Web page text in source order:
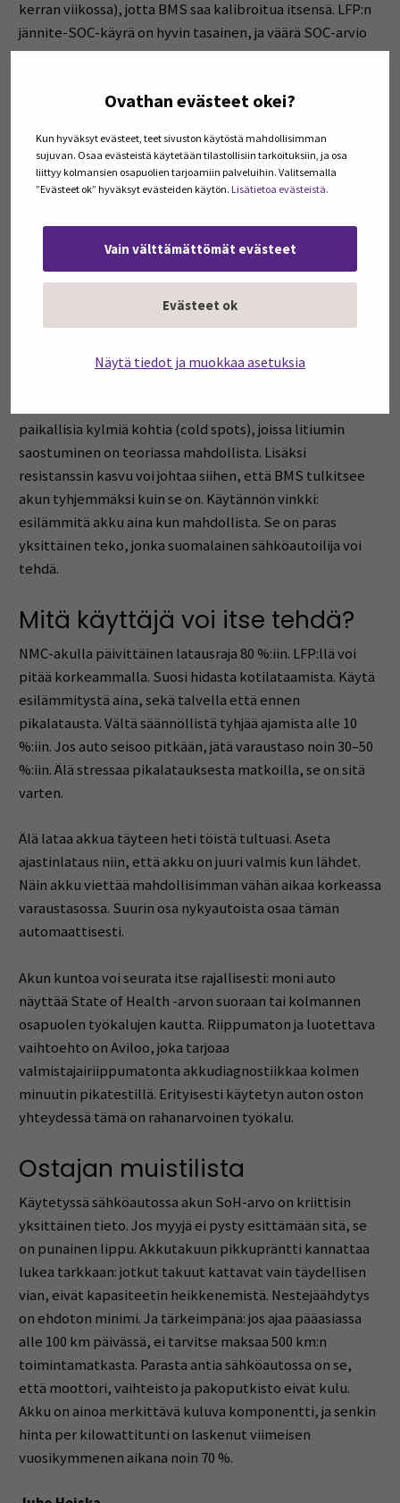
Ovathan evästeet okei?
Kun hyväksyt evästeet, teet sivuston käytöstä mahdollisimman
sujuvan. Osaa evästeistä käytetään tilastollisiin tarkoituksiin, ja osa
liittyy kolmansien osapuolien tarjoamiin palveluihin. Valitsemalla
”Evästeet ok” hyväksyt evästeiden käytön. Lisätietoa evästeistä.
Vain välttämättömät evästeet
Evästeet ok
Näytä tiedot ja muokkaa asetuksia
kerran viikossa), jotta BMS saa kalibroitua itsensä. LFP:n
jännite-SOC-käyrä on hyvin tasainen, ja väärä SOC-arvio
on paitsi käytännön ärsäke myös turvallisuusriski.
Suomen talvi: parempi kuin
luulisi
Kylmyys ei ole akun pahin vihollinen pitkällä aikavälillä.
Kuumuus on. Keskieurooppalainen helleaalto (40+ °C) on
suomalainen pakkanen. Pakkasessa akku toimii
huonommin juuri sillä hetkellä (resistanssi kasvaa,
latausvirtaa), mutta se ei välttämättä vanhene
paikallisia kylmiä kohtia (cold spots), joissa litiumin
saostuminen on teoriassa mahdollista. Lisäksi
resistanssin kasvu voi johtaa siihen, että BMS tulkitsee
akun tyhjemmäksi kuin se on. Käytännön vinkki:
esilämmitä akku aina kun mahdollista. Se on paras
yksittäinen teko, jonka suomalainen sähköautoilija voi
tehdä.
Mitä käyttäjä voi itse tehdä?
NMC-akulla päivittäinen latausraja 80 %:iin. LFP:llä voi
pitää korkeammalla. Suosi hidasta kotilataamista. Käytä
esilämmitystä aina, sekä talvella että ennen
pikalatausta. Vältä säännöllistä tyhjää ajamista alle 10
%:iin. Jos auto seisoo pitkään, jätä varaustaso noin 30–50
%:iin. Älä stressaa pikalatauksesta matkoilla, se on sitä
varten.
Älä lataa akkua täyteen heti töistä tultuasi. Aseta
ajastinlataus niin, että akku on juuri valmis kun lähdet.
Näin akku viettää mahdollisimman vähän aikaa korkeassa
varaustasossa. Suurin osa nykyautoista osaa tämän
automaattisesti.
Akun kuntoa voi seurata itse rajallisesti: moni auto
näyttää State of Health -arvon suoraan tai kolmannen
osapuolen työkalujen kautta. Riippumaton ja luotettava
vaihtoehto on Aviloo, joka tarjoaa
valmistajairiippumatonta akkudiagnostiikkaa kolmen
minuutin pikatestillä. Erityisesti käytetyn auton oston
yhteydessä tämä on rahanarvoinen työkalu.
Ostajan muistilista
Käytetyssä sähköautossa akun SoH-arvo on kriittisin
yksittäinen tieto. Jos myyjä ei pysty esittämään sitä, se
on punainen lippu. Akkutakuun pikkupräntti kannattaa
lukea tarkkaan: jotkut takuut kattavat vain täydellisen
vian, eivät kapasiteetin heikkenemistä. Nestejäähdytys
on ehdoton minimi. Ja tärkeimpänä: jos ajaa pääasiassa
alle 100 km päivässä, ei tarvitse maksaa 500 km:n
toimintamatkasta. Parasta antia sähköautossa on se,
että moottori, vaihteisto ja pakoputkisto eivät kulu.
Akku on ainoa merkittävä kuluva komponentti, ja senkin
hinta per kilowattitunti on laskenut viimeisen
vuosikymmenen aikana noin 70 %.